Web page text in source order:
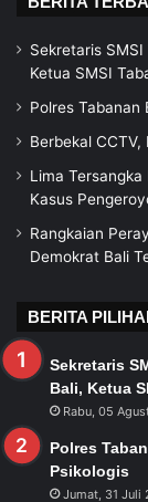
Sekretaris
Ketua SMSI
Polres Tabanan
Berbekal
Lima
Kasus
Rangkaian
Demokrat Bali
BERITA
Sekretaris
Bali, Ketua
Rabu, 05
Polres
Psikologis
Jumat, 31 Juli